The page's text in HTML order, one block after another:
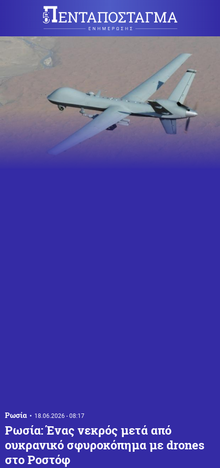
Ρωσία 18.06.2026 - 08:17
Ρωσία: Ένας νεκρός μετά από
ουκρανικό σφυροκόπημα με drones
στο Ροστόφ